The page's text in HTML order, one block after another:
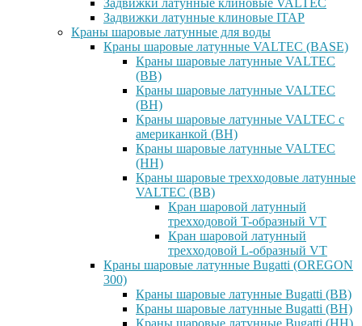
Задвижки латунные клиновые VALTEC
Задвижки латунные клиновые ITAP
Краны шаровые латунные для воды
Краны шаровые латунные VALTEC (BASE)
Краны шаровые латунные VALTEC
(ВВ)
Краны шаровые латунные VALTEC
(ВН)
Краны шаровые латунные VALTEC с
американкой (ВН)
Краны шаровые латунные VALTEC
(НН)
Краны шаровые трехходовые латунные
VALTEC (ВВ)
Кран шаровой латунный
трехходовой T-образный VT
Кран шаровой латунный
трехходовой L-образный VT
Краны шаровые латунные Bugatti (OREGON
300)
Краны шаровые латунные Bugatti (ВВ)
Краны шаровые латунные Bugatti (ВН)
Краны шаровые латунные Bugatti (НН)